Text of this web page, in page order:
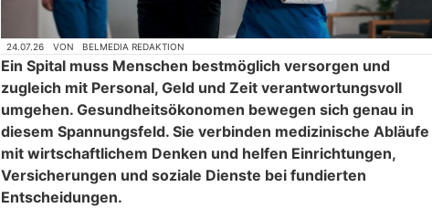
24.07.26 VON BELMEDIA REDAKTION
Ein Spital muss Menschen bestmöglich versorgen und
zugleich mit Personal, Geld und Zeit verantwortungsvoll
umgehen. Gesundheitsökonomen bewegen sich genau in
diesem Spannungsfeld. Sie verbinden medizinische Abläufe
mit wirtschaftlichem Denken und helfen Einrichtungen,
Versicherungen und soziale Dienste bei fundierten
Entscheidungen.